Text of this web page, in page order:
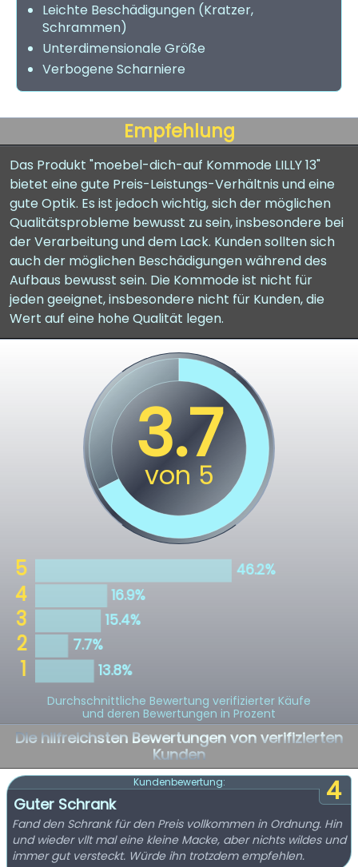
Leichte Beschädigungen (Kratzer,
Schrammen)
Unterdimensionale Größe
Verbogene Scharniere
Empfehlung
Das Produkt "moebel-dich-auf Kommode LILLY 13"
bietet eine gute Preis-Leistungs-Verhältnis und eine
gute Optik. Es ist jedoch wichtig, sich der möglichen
Qualitätsprobleme bewusst zu sein, insbesondere bei
der Verarbeitung und dem Lack. Kunden sollten sich
auch der möglichen Beschädigungen während des
Aufbaus bewusst sein. Die Kommode ist nicht für
jeden geeignet, insbesondere nicht für Kunden, die
Wert auf eine hohe Qualität legen.
Durchschnittliche Bewertung verifizierter Käufe
und deren Bewertungen in Prozent
Die hilfreichsten Bewertungen von verifizierten
Kunden
4
Kundenbewertung:
Guter Schrank
Fand den Schrank für den Preis vollkommen in Ordnung. Hin
und wieder vllt mal eine kleine Macke, aber nichts wildes und
immer gut versteckt. Würde ihn trotzdem empfehlen.